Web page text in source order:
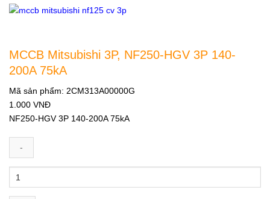
MCCB Mitsubishi 3P, NF250-HGV 3P 140-
200A 75kA
Mã sản phẩm: 2CM313A00000G
1.000 VNĐ
NF250-HGV 3P 140-200A 75kA
3P,